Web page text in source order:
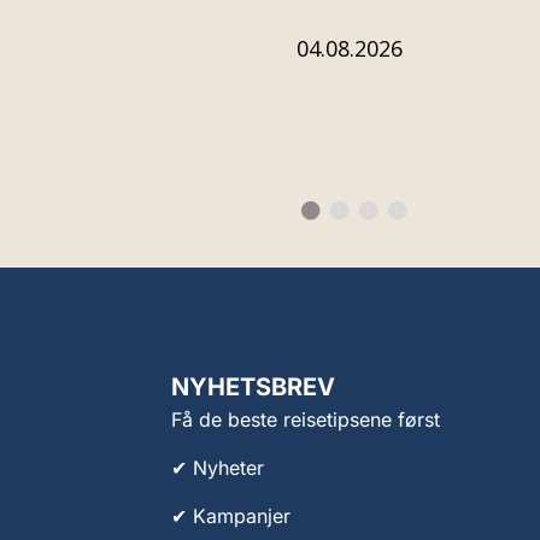
Dato:
04.08.2026
Bytt
testimonial
testimonial
testimonial
testimonial
NYHETSBREV
Få de beste reisetipsene først
✔ Nyheter
✔ Kampanjer